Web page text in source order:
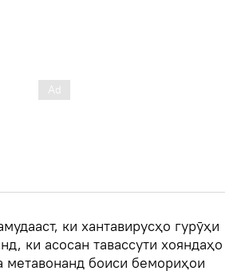
ки хантавирусҳо гурӯҳи
ки асосан тавассути хояндаҳо
метавонанд боиси бемориҳои